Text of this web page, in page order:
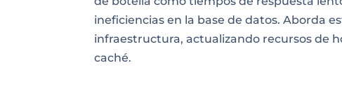
ineficiencias en la base de datos. Aborda
infraestructura, actualizando recursos de
caché.